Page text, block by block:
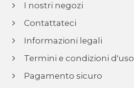
I nostri negozi
Contattateci
Informazioni legali
Termini e condizioni d'uso
Pagamento sicuro